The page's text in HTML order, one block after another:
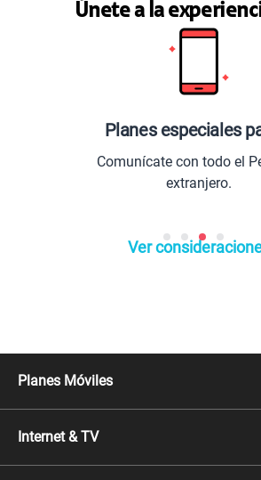
Únete a la
Planes especiales
Comunícate con todo el
extranjero.
Ver
Planes Móviles
Línea Nueva
Línea Adicional
Internet & TV